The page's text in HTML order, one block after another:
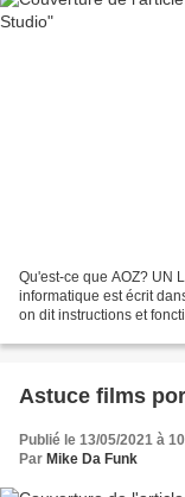
Qu'est-ce que AOZ? UN
informatique est écrit
on dit instructions et
Astuce films
Publié le 13/05/2021 à
Par Mike Da Funk